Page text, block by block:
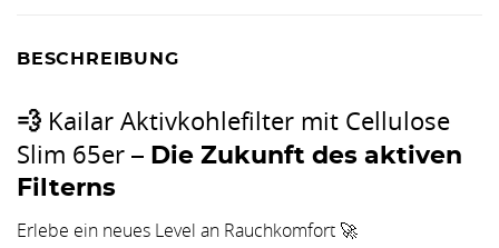
BESCHREIBUNG
💨 Kailar Aktivkohlefilter mit Cellulose
Slim 65er – Die Zukunft des aktiven
Filterns
Erlebe ein neues Level an Rauchkomfort 🚀